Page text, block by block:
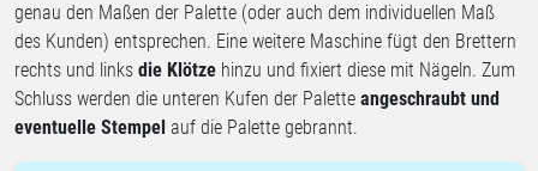
genau den Maßen der Palette (oder auch dem individuellen Maß
des Kunden) entsprechen. Eine weitere Maschine fügt den Brettern
rechts und links die Klötze hinzu und fixiert diese mit Nägeln. Zum
Schluss werden die unteren Kufen der Palette angeschraubt und
eventuelle Stempel auf die Palette gebrannt.